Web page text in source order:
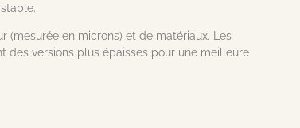
(mesurée en microns) et de matériaux. Les
versions plus épaisses pour une meilleure